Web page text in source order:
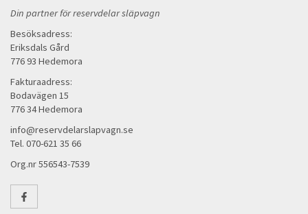
Din partner för reservdelar släpvagn
Besöksadress:
Eriksdals Gård
776 93 Hedemora
Fakturaadress:
Bodavägen 15
776 34 Hedemora
info@reservdelarslapvagn.se
Tel. 070-621 35 66
Org.nr 556543-7539